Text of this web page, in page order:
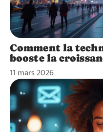
Comment la
booste la
11 mars 2026